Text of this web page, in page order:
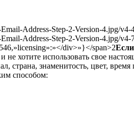
Address-Step-2-Version-4.jpg/
Address-Step-2-Version-4.jpg/
</div>»}</span>2
не хотите использовать свое
знаменитость, цвет,
способом: